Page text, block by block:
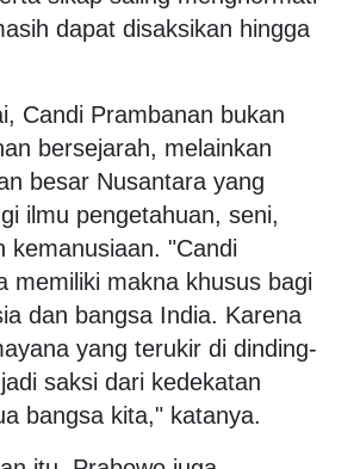
dapat disaksikan hingga
Candi Prambanan bukan
bersejarah, melainkan
besar Nusantara yang
ilmu pengetahuan, seni,
kemanusiaan. "Candi
memiliki makna khusus bagi
dan bangsa India. Karena
yang terukir di dinding-
saksi dari kedekatan
bangsa kita," katanya.